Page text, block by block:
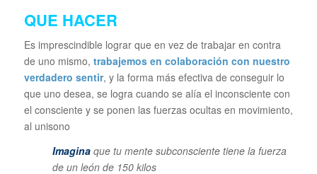
QUE HACER
Es imprescindible lograr que en vez de trabajar en contra
de uno mismo, trabajemos en colaboración con nuestro
verdadero sentir, y la forma más efectiva de conseguir lo
que uno desea, se logra cuando se alía el inconsciente con
el consciente y se ponen las fuerzas ocultas en movimiento,
al unisono
Imaginaque tu mente subconsciente tiene la fuerza
de un león de 150 kilos